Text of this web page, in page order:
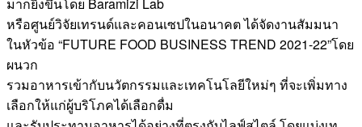
มากยิ่งขึ้นโดย Baramizi Lab
หรือศูนย์วิจัยเทรนด์และคอนเซปในอนาคต ได้จัดงานสัมมนา
ในหัวข้อ “FUTURE FOOD BUSINESS TREND 2021-22”โดย
ผนวก
รวมอาหารเข้ากับนวัตกรรมและเทคโนโลยีใหม่ๆ ที่จะเพิ่มทาง
เลือกให้แก่ผู้บริโภคได้เลือกดื่ม